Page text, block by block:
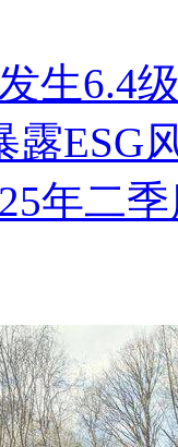
生6.4
露ESG
年二